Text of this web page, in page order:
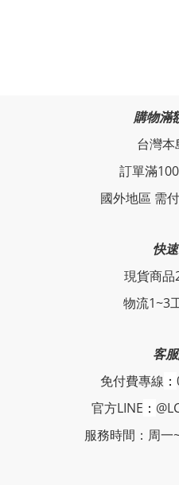
購物滿
台灣本
訂單滿
國外地區 需
快
現貨商品
物流1~3
客
免付費專線 ：
官方LINE ：
服務時間：周一